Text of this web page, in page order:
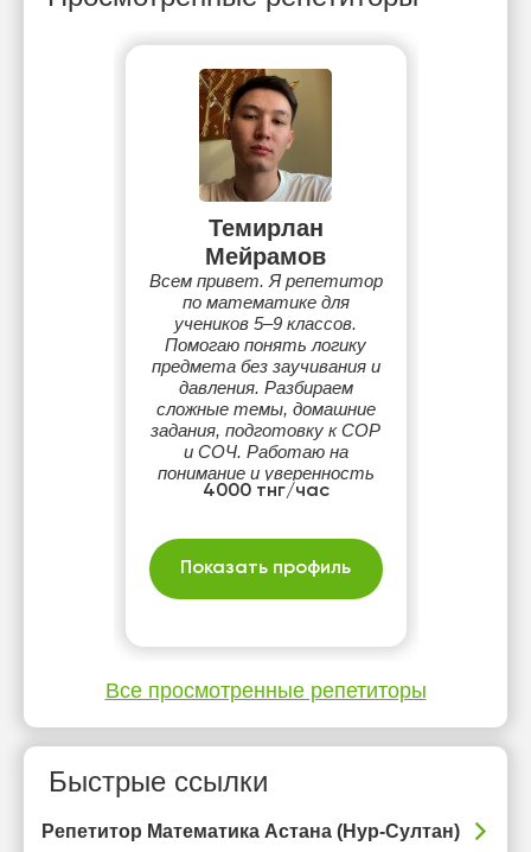
Темирлан
Мейрамов
Всем привет. Я репетитор
по математике для
учеников 5–9 классов.
Помогаю понять логику
предмета без заучивания и
давления. Разбираем
сложные темы, домашние
задания, подготовку к СОР
и СОЧ. Работаю на
понимание и уверенность
ученика. Форматы
Meet/Zoom) и офлайн.
Первый урок —
ознакомительный.
4000 тнг/час
Показать профиль
Все просмотренные репетиторы
Быстрые ссылки
Репетитор Математика Астана (Нур-Султан)